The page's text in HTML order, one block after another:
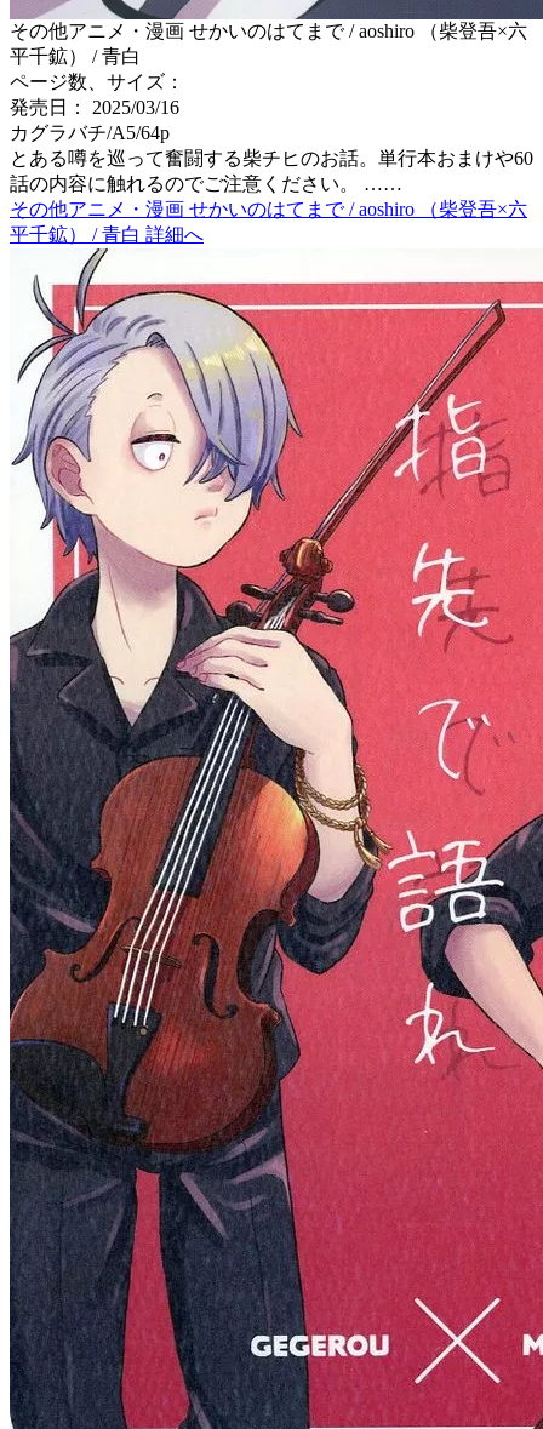
その他アニメ・漫画 せかいのはてまで / aoshiro （柴登吾×六
平千鉱） / 青白
ページ数、サイズ：
発売日： 2025/03/16
カグラバチ/A5/64p
とある噂を巡って奮闘する柴チヒのお話。単行本おまけや60
話の内容に触れるのでご注意ください。 ……
その他アニメ・漫画 せかいのはてまで / aoshiro （柴登吾×六
平千鉱） / 青白 詳細へ